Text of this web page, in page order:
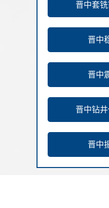
晋中套
晋中
晋中
晋中钻
晋中